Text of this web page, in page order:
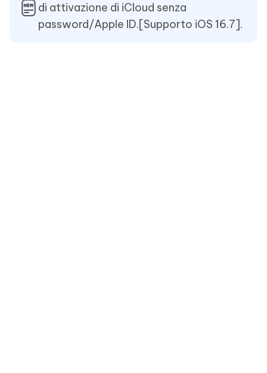
di attivazione di iCloud senza
password/Apple ID.[Supporto iOS 16.7].